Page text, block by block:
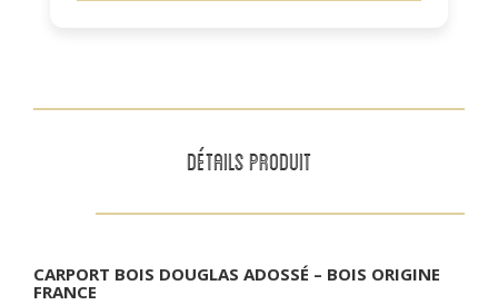
DÉTAILS PRODUIT
CARPORT BOIS DOUGLAS ADOSSÉ – BOIS ORIGINE
FRANCE